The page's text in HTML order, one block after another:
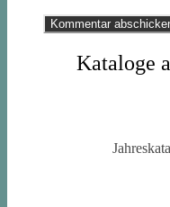
Kataloge